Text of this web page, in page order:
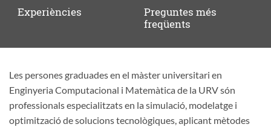
Experiències
Preguntesmés
freqüents
Sortides
professionals
Les persones graduades en el màster universitari en
Enginyeria Computacional i Matemàtica de la URV són
professionals especialitzats en la simulació, modelatge i
optimització de solucions tecnològiques, aplicant mètodes